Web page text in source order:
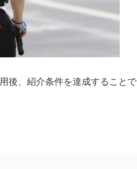
後、紹介条件を達成することで